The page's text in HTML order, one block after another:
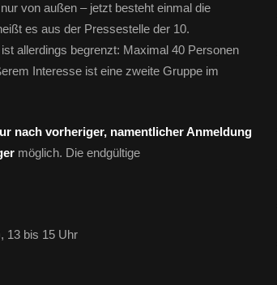
von außen – jetzt besteht einmal die
es aus der Pressestelle der 10.
allerdings begrenzt: Maximal 40 Personen
Interesse ist eine zweite Gruppe im
nach vorheriger, namentlicher Anmeldung
möglich. Die endgültige
13 bis 15 Uhr